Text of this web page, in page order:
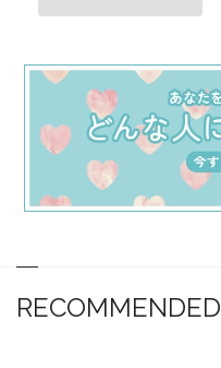
RECOMMENDED